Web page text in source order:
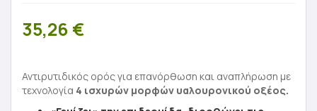
35,26 €
Αντιρυτιδικός oρός για επανόρθωση και αναπλήρωση με
τεχνολογία 4 ισχυρών μορφών υαλουρονικού οξέος.